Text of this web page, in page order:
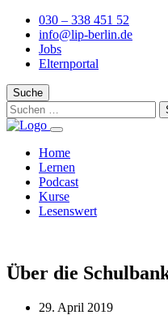
030 – 338 451 52
info@lip-berlin.de
Jobs
Elternportal
Suche
Home
Lernen
Podcast
Kurse
Lesenswert
Über die
29. April 2019